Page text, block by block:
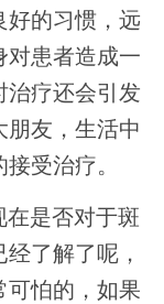
好的习惯，远
对患者造成一
治疗还会引发
朋友，生活中
受治疗。
是否对于斑
了解了呢，
可怕的，如果